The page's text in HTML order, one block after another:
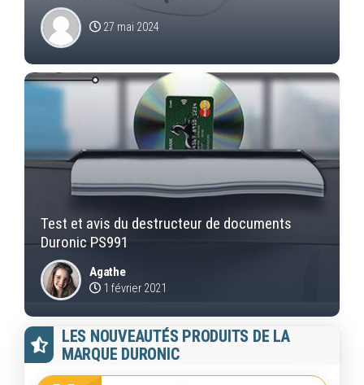
27 mai 2024
Test et avis du destructeur de documents
Duronic PS991
Agathe
1 février 2021
LES NOUVEAUTÉS PRODUITS DE LA
MARQUE DURONIC